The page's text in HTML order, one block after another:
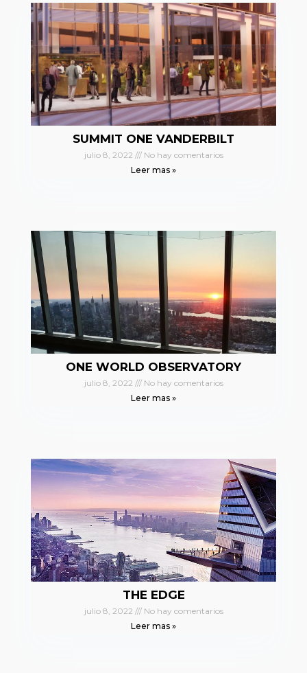
SUMMIT ONE VANDERBILT
julio 8, 2022
No hay comentarios
Leer mas »
ONE WORLD OBSERVATORY
julio 8, 2022
No hay comentarios
Leer mas »
THE EDGE
julio 8, 2022
No hay comentarios
Leer mas »